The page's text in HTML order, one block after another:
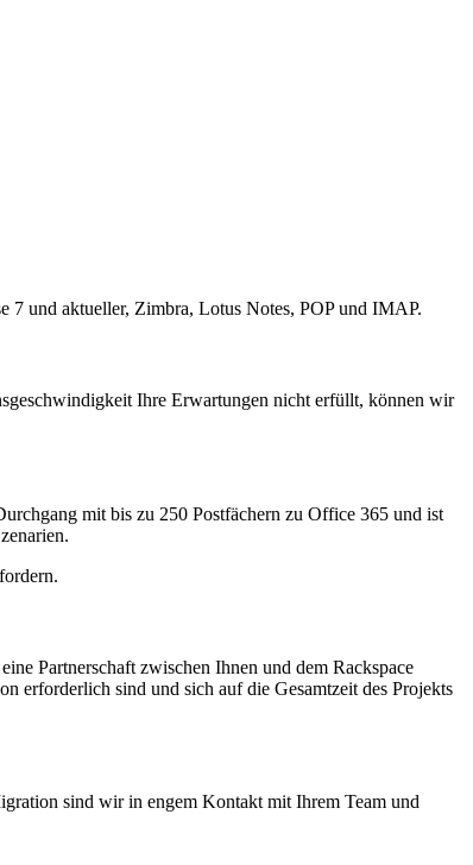
7 und aktueller, Zimbra, Lotus Notes, POP und IMAP.
Ihre Erwartungen nicht erfüllt, können wir
mit bis zu 250 Postfächern zu Office 365 und ist
Partnerschaft zwischen Ihnen und dem Rackspace
erforderlich sind und sich auf die Gesamtzeit des Projekts
sind wir in engem Kontakt mit Ihrem Team und